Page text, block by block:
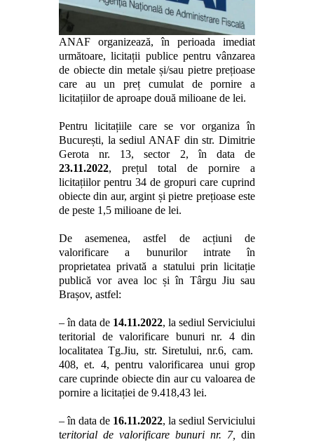
ANAF organizează, în perioada imediat
următoare, licitații publice pentru vânzarea
de obiecte din metale și/sau pietre prețioase
care au un preț cumulat de pornire a
licitațiilor de aproape două milioane de lei.
Pentru licitațiile care se vor organiza în
București, la sediul ANAF din str. Dimitrie
Gerota nr. 13, sector 2, în data de
23.11.2022, prețul total de pornire a
licitațiilor pentru 34 de gropuri care cuprind
obiecte din aur, argint și pietre prețioase este
de peste 1,5 milioane de lei.
De asemenea, astfel de acțiuni de
valorificare a bunurilor intrate în
proprietatea privată a statului prin licitație
publică vor avea loc și în Târgu Jiu sau
Brașov, astfel:
–în data de 14.11.2022, la sediul Serviciului
teritorial de valorificare bunuri nr. 4 din
localitateaTg.Jiu, str. Siretului,nr.6, cam.
408,et. 4, pentru valorificarea unui grop
care cuprinde obiecte din aur cu valoareade
pornire a licitației de 9.418,43 lei.
– în data de 16.11.2022, la sediul Serviciului
teritorial de valorificare bunuri nr. 7,
din